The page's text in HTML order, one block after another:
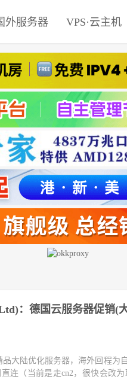
外服务器 VPS·云主机
：德国云服务器促销(
大陆优化服务器，海外回程为
连（当前是走cn2，很快会改为